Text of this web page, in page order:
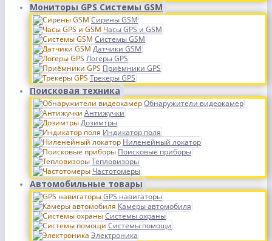
Мониторы GPS Системы GSM
Сирены GSM
Часы GPS и GSM
Системы GSM
Датчики GSM
Логеры GPS
Приёмники GPS
Трекеры GPS
Поисковая техника
Обнаружители видеокамер
Антижучки
Дозимтры
Индикатор поля
Ниленейный локатор
Поисковые приборы
Тепловизоры
Частотомеры
Автомобильные товары
GPS навигаторы
Камеры автомобиля
Системы охраны
Системы помощи
Электроника